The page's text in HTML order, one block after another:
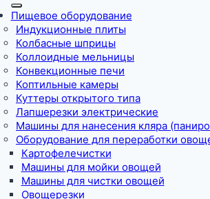
Пищевое оборудование
Индукционные плиты
Колбасные шприцы
Коллоидные мельницы
Конвекционные печи
Коптильные камеры
Куттеры открытого типа
Лапшерезки электрические
Машины для нанесения кляра
Оборудование для переработки
Картофелечистки
Машины для мойки овощей
Машины для чистки овощей
Овощерезки